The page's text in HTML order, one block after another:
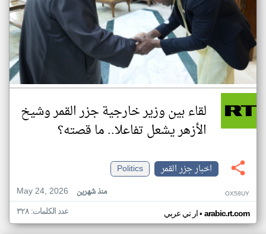
لقاء بين وزير خارجية جزر القمر وشيخ
الأزهر يشعل تفاعلا.. ما قصته؟
اخبار جزر القمر
Politics
May 24, 2026
منذ شهرين OX58UY
ار تي عربي• arabic.rt.com عدد الكلمات: ٣٢٨